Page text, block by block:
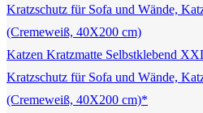
Katzen Kratzmatte Selbstklebend
Kratzschutz für Sofa und Wände,
(Cremeweiß, 40X200 cm)*